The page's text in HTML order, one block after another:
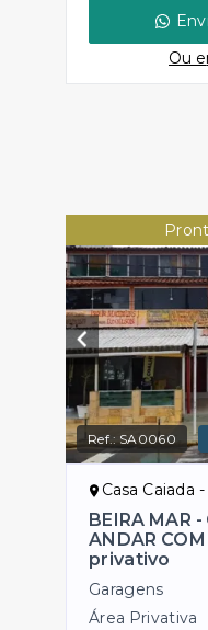
Ou e
Ref.: SA0060
Casa Caiada
BEIRA MAR
ANDAR
privativo
Garagens
Área Privativa